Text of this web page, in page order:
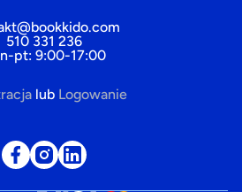
510 331 236
pt: 9:00-17:00
lub Logowanie